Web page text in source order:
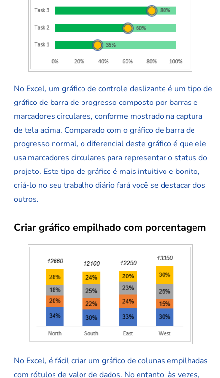
No Excel, um gráfico de controle deslizante é um tipo de
gráfico de barra de progresso composto por barras e
marcadores circulares, conforme mostrado na captura
de tela acima. Comparado com o gráfico de barra de
progresso normal, o diferencial deste gráfico é que ele
usa marcadores circulares para representar o status do
projeto. Este tipo de gráfico é mais intuitivo e bonito,
criá-lo no seu trabalho diário fará você se destacar dos
outros.
Criar gráfico empilhado com porcentagem
No Excel, é fácil criar um gráfico de colunas empilhadas
com rótulos de valor de dados. No entanto, às vezes,